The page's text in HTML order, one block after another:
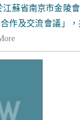
江蘇省南京市金陵
作及交流會議」